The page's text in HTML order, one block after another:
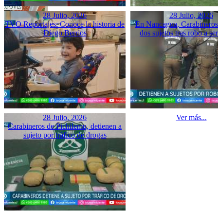
28 Julio, 2026
TVO Reportajes: Conoce la historia de
Diego Berrios
28 Julio, 2026
En Nancagua,
dos sujetos tras robo a
28 Julio, 2026
Carabineros de Pichilemu, detienen a
sujeto por tráfico de drogas
Ver más...